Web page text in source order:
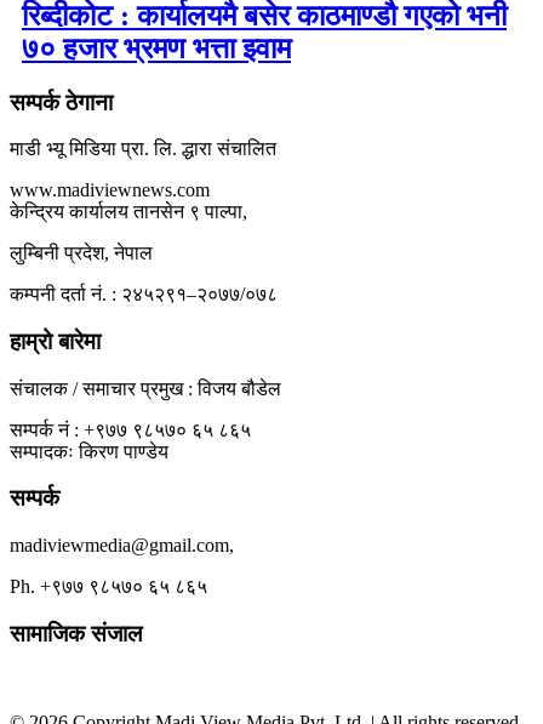
रिब्दीकोट : कार्यालयमै बसेर काठमाण्डौ गएको भनी
७० हजार भ्रमण भत्ता झ्वाम
सम्पर्क ठेगाना
माडी भ्यू मिडिया प्रा. लि. द्धारा संचालित
www.madiviewnews.com
केन्द्रिय कार्यालय तानसेन ९ पाल्पा,
लुम्बिनी प्रदेश, नेपाल
कम्पनी दर्ता नं. : २४५२९१–२०७७/०७८
हाम्रो बारेमा
संचालक / समाचार प्रमुख : विजय बौडेल
सम्पर्क नं : +९७७ ९८५७० ६५ ८६५
सम्पादकः किरण पाण्डेय
सम्पर्क
madiviewmedia@gmail.com,
Ph. +९७७ ९८५७० ६५ ८६५
सामाजिक संजाल